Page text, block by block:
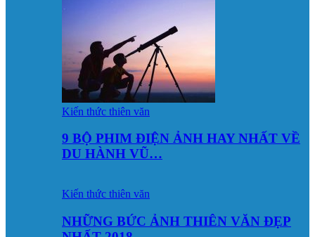
Kiến thức thiên văn
9 BỘ PHIM ĐIỆN ẢNH HAY NHẤT VỀ
DU HÀNH VŨ…
Kiến thức thiên văn
NHỮNG BỨC ẢNH THIÊN VĂN ĐẸP